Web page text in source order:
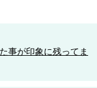
事が印象に残ってま